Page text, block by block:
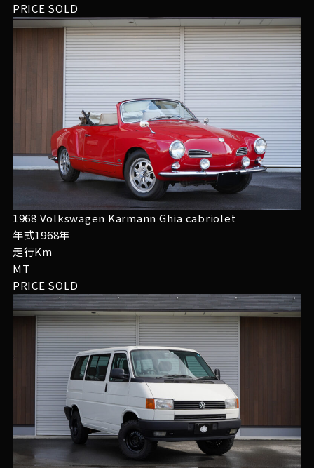
PRICE SOLD
1968 Volkswagen Karmann Ghia cabriolet
年式1968年
走行Km
MT
PRICE SOLD